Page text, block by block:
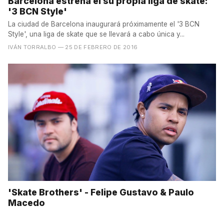
'3 BCN Style'
La ciudad de Barcelona inaugurará próximamente el '3 BCN
Style', una liga de skate que se llevará a cabo única y...
IVÁN TORRALBO — 25 DE FEBRERO DE 2016
'Skate Brothers' - Felipe Gustavo & Paulo
Macedo